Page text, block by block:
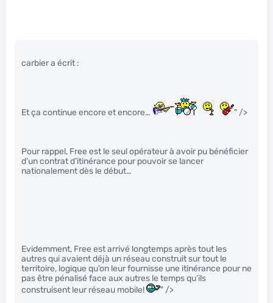
carbier a écrit :
Et ça continue encore et encore… " />
Pour rappel, Free est le seul opérateur à avoir pu bénéficier
d’un contrat d’itinérance pour pouvoir se lancer
nationalement dès le début…
Evidemment, Free est arrivé longtemps après tout les
autres qui avaient déjà un réseau construit sur tout le
territoire, logique qu’on leur fournisse une itinérance pour ne
pas être pénalisé face aux autres le temps qu’ils
construisent leur réseau mobile!
" />